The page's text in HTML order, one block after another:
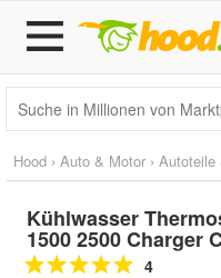
Hood › Auto & Motor › Autoteile
Kühlwasser
1500 2500 Charger
4